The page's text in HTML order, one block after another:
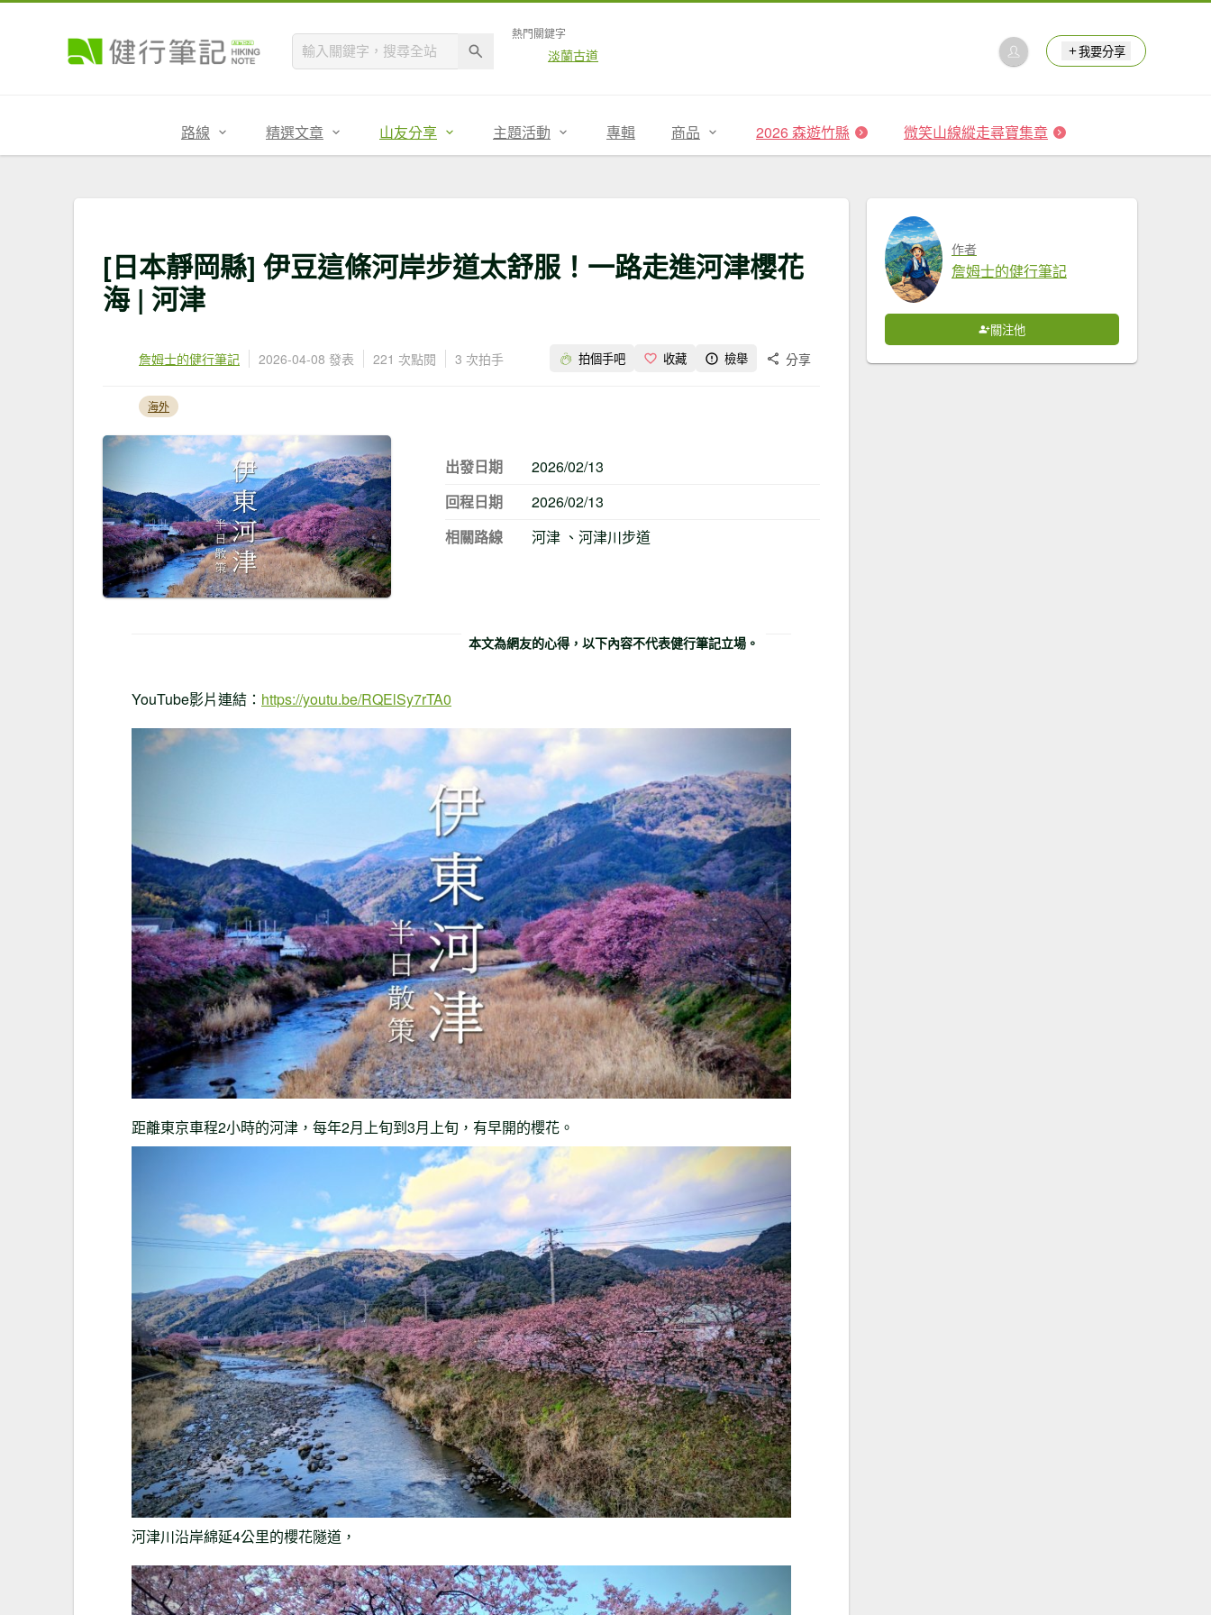
熱門關鍵字
淡蘭古道 我要分享
路線 精選文章 山友分享 主題活動 專輯 商品 2026 森遊竹縣 微笑山線縱走尋寶集章
[日本靜岡縣] 伊豆這條河岸步道太舒服！一路走進河津櫻花
海 | 河津
詹姆士的健行筆記 2026-04-08 發表 221 次點閱 3 次拍手 拍個手吧 收藏 檢舉 分享
海外
出發日期
2026/02/13
回程日期
2026/02/13
相關路線
河津 、河津川步道
本文為網友的心得，以下內容不代表健行筆記立場。
YouTube影片連結： https://youtu.be/RQElSy7rTA0
距離東京車程2小時的河津，每年2月上旬到3月上旬，有早開的櫻花。
河津川沿岸綿延4公里的櫻花隧道，
作者
詹姆士的健行筆記
關注他